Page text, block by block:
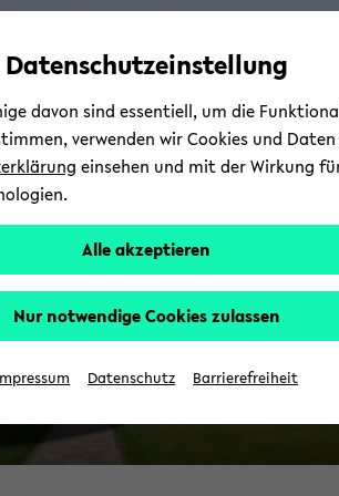
Automatische
vermeiden
zum
wechseln
zum
wechseln
zum
wechseln
Datenschutzeinstellung
davon sind essentiell, um die
verwenden wir Cookies und
einsehen und mit der Wirkung
Alle akzeptieren
Nur notwendige Cookies zulassen
Datenschutz Barrierefreiheit